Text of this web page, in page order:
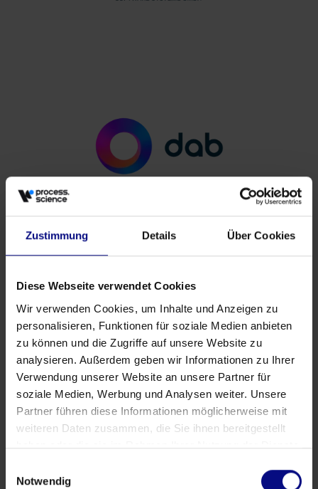
Zustimmung Details Über Cookies
Diese Webseite verwendet Cookies
Wir verwenden Cookies, um Inhalte und Anzeigen zu
personalisieren, Funktionen für soziale Medien anbieten
zu können und die Zugriffe auf unsere Website zu
analysieren. Außerdem geben wir Informationen zu Ihrer
Verwendung unserer Website an unsere Partner für
soziale Medien, Werbung und Analysen weiter. Unsere
Partner führen diese Informationen möglicherweise mit
weiteren Daten zusammen, die Sie ihnen bereitgestellt
haben oder die sie im Rahmen Ihrer Nutzung der Dienste
Notwendig